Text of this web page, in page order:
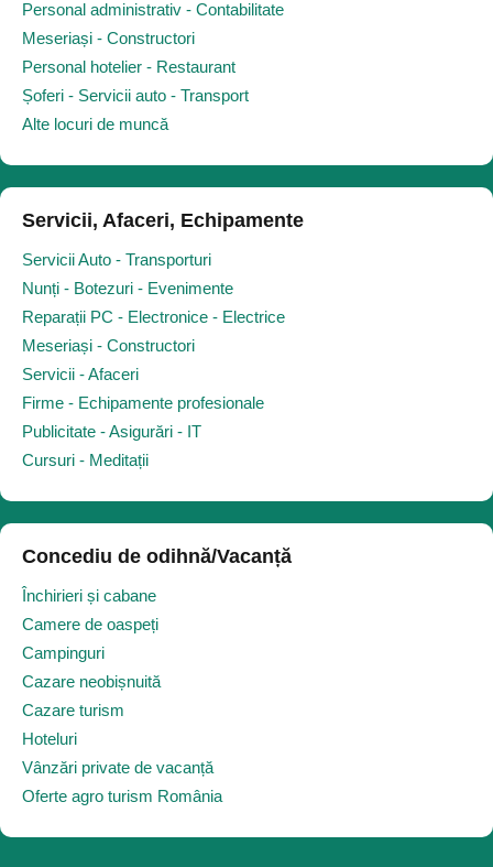
Personal administrativ - Contabilitate
Meseriași - Constructori
Personal hotelier - Restaurant
Șoferi - Servicii auto - Transport
Alte locuri de muncă
Servicii, Afaceri, Echipamente
Servicii Auto - Transporturi
Nunți - Botezuri - Evenimente
Reparații PC - Electronice - Electrice
Meseriași - Constructori
Servicii - Afaceri
Firme - Echipamente profesionale
Publicitate - Asigurări - IT
Cursuri - Meditații
Concediu de odihnă/Vacanță
Închirieri și cabane
Camere de oaspeți
Campinguri
Cazare neobișnuită
Cazare turism
Hoteluri
Vânzări private de vacanță
Oferte agro turism România